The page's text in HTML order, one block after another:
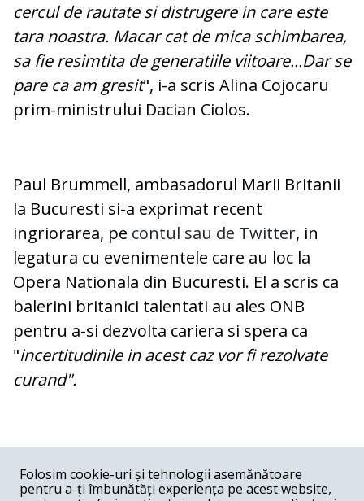
cercul de rautate si distrugere in care este
tara noastra. Macar cat de mica schimbarea,
sa fie resimtita de generatiile viitoare...Dar se
pare ca am gresit", i-a scris Alina Cojocaru
prim-ministrului Dacian Ciolos.
Paul Brummell, ambasadorul Marii Britanii
la Bucuresti si-a exprimat recent
ingriorarea, pe contul sau de Twitter, in
legatura cu evenimentele care au loc la
Opera Nationala din Bucuresti. El a scris ca
balerini britanici talentati au ales ONB
pentru a-si dezvolta cariera si spera ca
"incertitudinile in acest caz vor fi rezolvate
curand".
COMENTARII
Nume
Folosim cookie-uri și tehnologii asemănătoare
pentru a-ți îmbunătăți experiența pe acest website,